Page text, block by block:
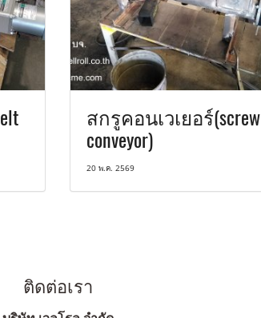
สกรูคอนเวเยอร์(screw
conveyor)
20 พ.ค. 2569
ติดต่อเรา